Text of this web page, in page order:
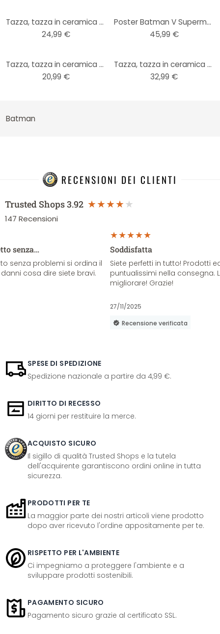
Tazza, tazza in ceramica Batman - Il cavaliere oscuro
24,99 €
Poster Batman V Superman - Profilo di Batman (40 x 40 cm)
45,99 €
Tazza, tazza in ceramica The Batman - Logo del film
20,99 €
Tazza, tazza in ceramica DC Comics - Batman
32,99 €
Batman
RECENSIONI DEI CLIENTI
Trusted Shops3.92
147 Recensioni
senza…
senza problemi si ordina il
cosa dire siete bravi.
Soddisfatta
Siete perfetti in tutto! Prodotti
puntualissimi nella consegna.
migliorare! Grazie!
27/11/2025
Recensione verificata
SPESE DI SPEDIZIONE
Spedizione nazionale a partire da 4,99 €.
DIRITTO DI RECESSO
14 giorni per restituire la merce.
ACQUISTO SICURO
Il sigillo di qualità Trusted Shops e la tutela
dell'acquirente garantiscono ordini online in tutta
sicurezza.
PRODOTTI PER TE
La maggior parte dei nostri articoli viene prodotto
dopo aver ricevuto l'ordine appositamente per te.
RISPETTO PER L'AMBIENTE
Ci impegniamo a proteggere l'ambiente e a
sviluppare prodotti sostenibili.
PAGAMENTO SICURO
Pagamento sicuro grazie al certificato SSL.